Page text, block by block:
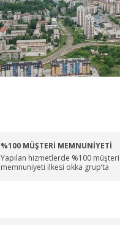
%100 MÜŞTERİ MEMNUNİYETİ
Yapılan hizmetlerde %100 müşteri
memnuniyeti ilkesi okka grup’ta